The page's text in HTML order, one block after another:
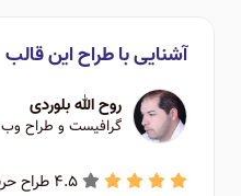
آشنایی با طراح این قالب
روح الله بلوردی
گرافیست و طراح وب
4.5 طراح حرفه ای جوملا و وردپرس